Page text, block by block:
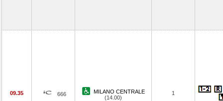
09.35 666
MILANO CENTRALE
(14.00)
1